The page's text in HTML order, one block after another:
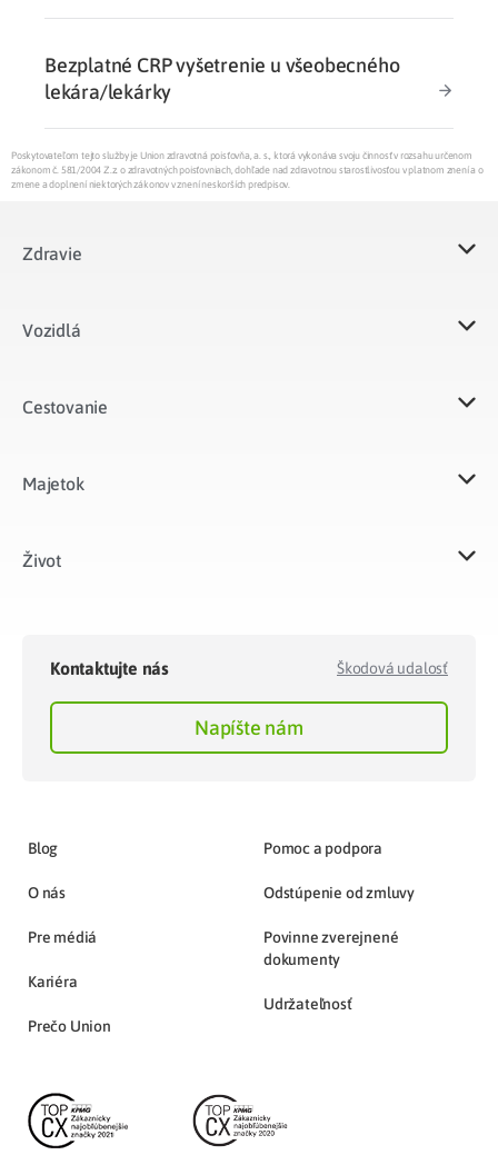
Bezplatné CRP vyšetrenie u všeobecného
lekára/lekárky
Poskytovateľom tejto služby je Union zdravotná poisťovňa, a. s., ktorá vykonáva svoju činnosť v rozsahu určenom
zákonom č. 581/2004 Z.z. o zdravotných poisťovniach, dohľade nad zdravotnou starostlivosťou v platnom znení a o
zmene a doplnení niektorých zákonov v znení neskorších predpisov.
Zdravie
Vozidlá​
Cestovanie
Majetok​
Život​
Kontaktujte nás Škodová udalosť
Napíšte nám
Blog
O nás
Pre médiá
Kariéra
Prečo Union
Pomoc a podpora
Odstúpenie od zmluvy
Povinne zverejnené
dokumenty
Udržateľnosť